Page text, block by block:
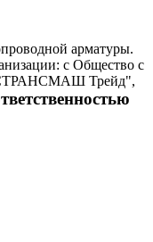
арматуры.
с Общество с
Трейд",